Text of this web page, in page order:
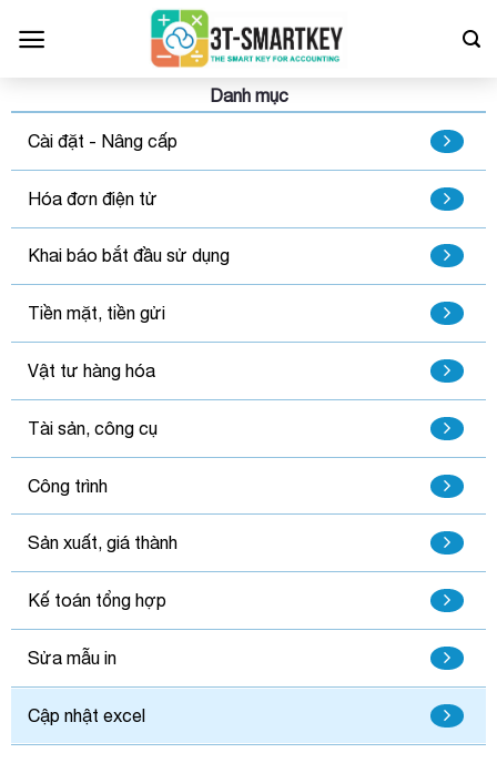
qua
Danh mục
Cài đặt - Nâng cấp
Hóa đơn điện tử
Khai báo bắt đầu sử dụng
Tiền mặt, tiền gửi
Vật tư hàng hóa
Tài sản, công cụ
Công trình
Sản xuất, giá thành
Kế toán tổng hợp
Sửa mẫu in
Cập nhật excel